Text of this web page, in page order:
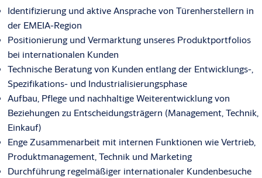
Identifizierung und aktive Ansprache von Türenherstellern in
der EMEIA-Region
Positionierung und Vermarktung unseres Produktportfolios
bei internationalen Kunden
Technische Beratung von Kunden entlang der Entwicklungs-,
Spezifikations- und Industrialisierungsphase
Aufbau, Pflege und nachhaltige Weiterentwicklung von
Beziehungen zu Entscheidungsträgern (Management, Technik,
Einkauf)
Enge Zusammenarbeit mit internen Funktionen wie Vertrieb,
Produktmanagement, Technik und Marketing
Durchführung regelmäßiger internationaler Kundenbesuche